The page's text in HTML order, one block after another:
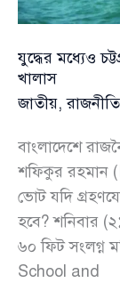
যুদ্ধের মধ্যেও
খালাস
জাতীয়,রাজনীতি
বাংলাদেশে
শফিকুর রহমান
ভোট যদি
হবে? শনিবার
৬০ ফিট সংলগ্ন
School and